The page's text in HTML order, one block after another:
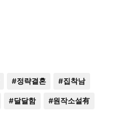
#정략결혼 #집착남
#달달함 #원작소설有